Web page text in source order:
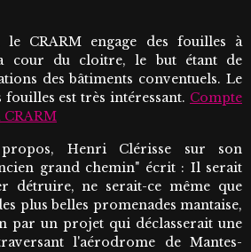
engage des fouilles à
cour du cloitre, le but étant de
des bâtiments conventuels. Le
est très intéressant. Compte
propos, Henri Clérisse sur son
grand chemin" écrit : Il serait
détruire, ne serait-ce même que
plus belles promenades mantaise,
par un projet qui déclasserait une
l'aérodrome de Mantes-